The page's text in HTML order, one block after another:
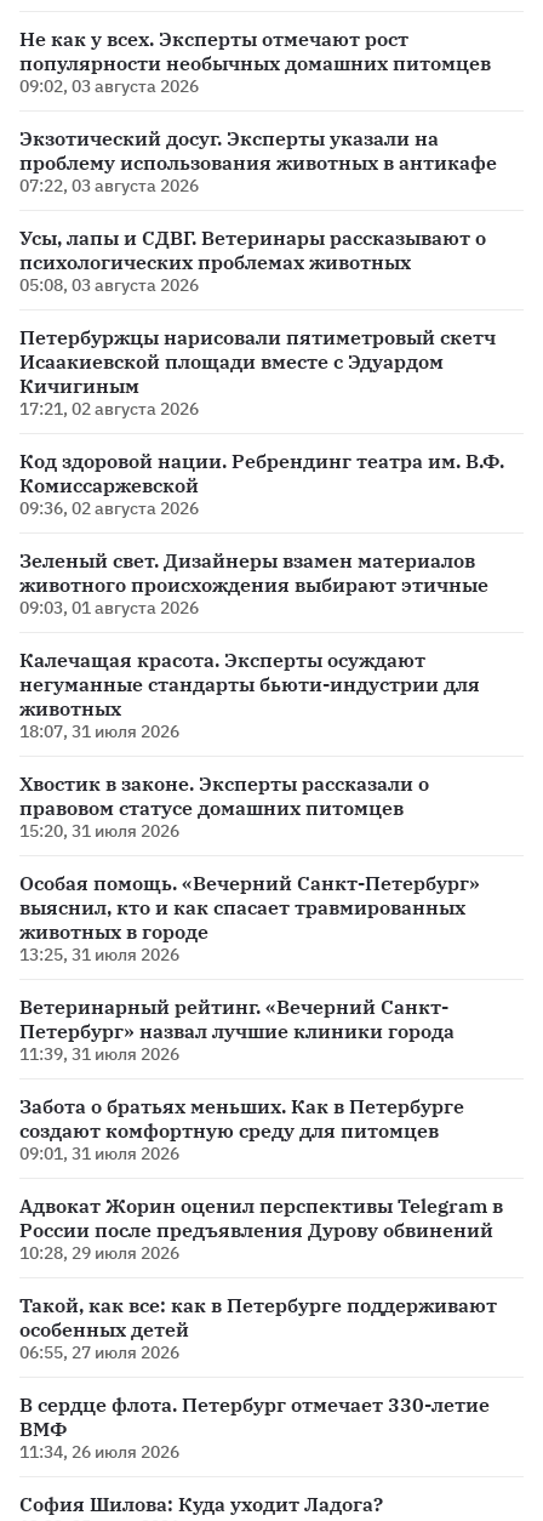
Не как у всех. Эксперты отмечают рост
популярности необычных домашних питомцев
09:02, 03 августа 2026
Экзотический досуг. Эксперты указали на
проблему использования животных в антикафе
07:22, 03 августа 2026
Усы, лапы и СДВГ. Ветеринары рассказывают о
психологических проблемах животных
05:08, 03 августа 2026
Петербуржцы нарисовали пятиметровый скетч
Исаакиевской площади вместе с Эдуардом
Кичигиным
17:21, 02 августа 2026
Код здоровой нации. Ребрендинг театра им. В.Ф.
Комиссаржевской
09:36, 02 августа 2026
Зеленый свет. Дизайнеры взамен материалов
животного происхождения выбирают этичные
09:03, 01 августа 2026
Калечащая красота. Эксперты осуждают
негуманные стандарты бьюти-индустрии для
животных
18:07, 31 июля 2026
Хвостик в законе. Эксперты рассказали о
правовом статусе домашних питомцев
15:20, 31 июля 2026
Особая помощь. «Вечерний Санкт-Петербург»
выяснил, кто и как спасает травмированных
животных в городе
13:25, 31 июля 2026
Ветеринарный рейтинг. «Вечерний Санкт-
Петербург» назвал лучшие клиники города
11:39, 31 июля 2026
Забота о братьях меньших. Как в Петербурге
создают комфортную среду для питомцев
09:01, 31 июля 2026
Адвокат Жорин оценил перспективы Telegram в
России после предъявления Дурову обвинений
10:28, 29 июля 2026
Такой, как все: как в Петербурге поддерживают
особенных детей
06:55, 27 июля 2026
В сердце флота. Петербург отмечает 330-летие
ВМФ
11:34, 26 июля 2026
София Шилова: Куда уходит Ладога?